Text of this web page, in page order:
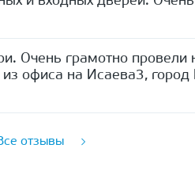
Очень грамотно
офиса на Исаева3,
отзывы